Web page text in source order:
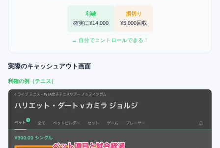
利確
確実に¥14,000
損切り
¥5,000回収
→ 自分でコントロールできる！
実際のキャッシュアウト画面
利確の例（テニス）